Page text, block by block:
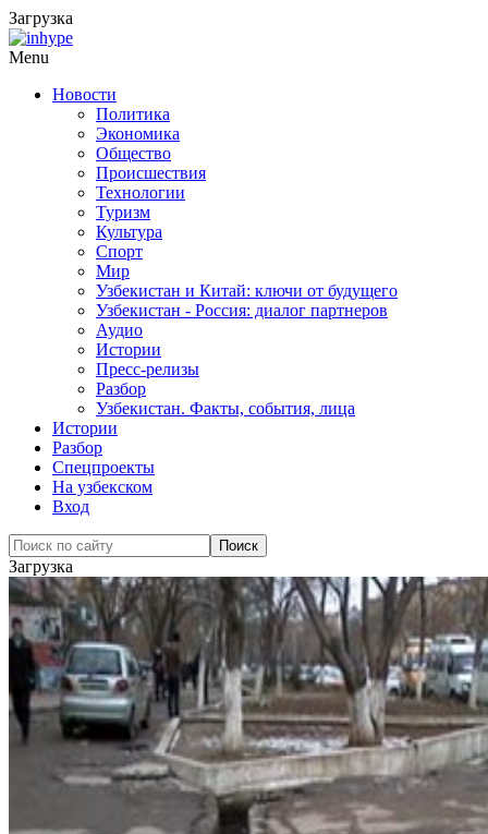
Загрузка
Menu
Новости
Политика
Экономика
Общество
Происшествия
Технологии
Туризм
Культура
Спорт
Мир
Узбекистан и Китай: ключи от будущего
Узбекистан - Россия: диалог партнеров
Аудио
Истории
Пресс-релизы
Разбор
Узбекистан. Факты, события, лица
Истории
Разбор
Спецпроекты
На узбекском
Вход
Загрузка